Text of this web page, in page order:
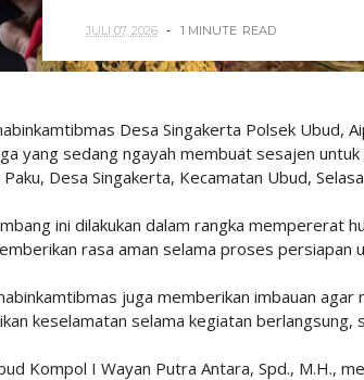
JULI 07, 2026 1 MINUTE READ
Desa Singakerta Polsek Ubud,
yang sedang ngayah membuat sesajen
Paku, Desa Singakerta, Kecamatan Ubud,
ini dilakukan dalam rangka mempererat
rasa aman selama proses persiapan
juga memberikan imbauan
keselamatan selama kegiatan
Kompol I Wayan Putra Antara, Spd., M.H.,